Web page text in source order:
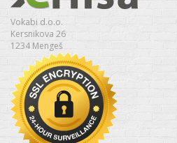
Vokabi d.o.o.
Kersnikova 26
1234 Mengeš